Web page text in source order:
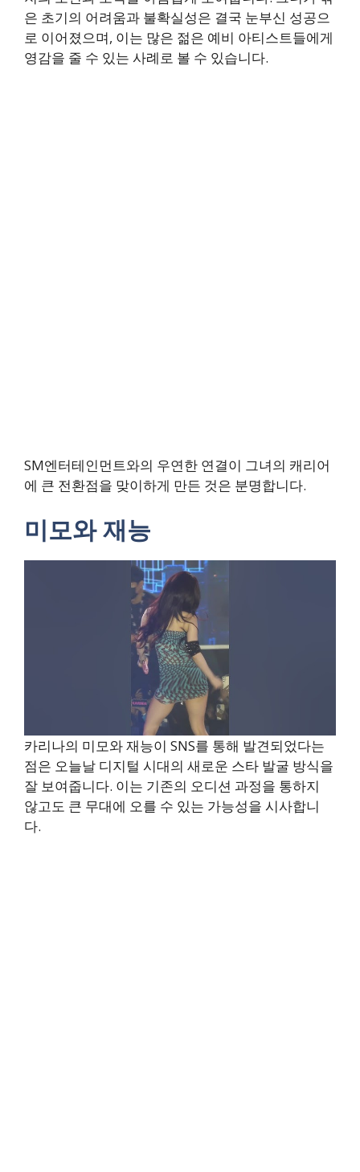
은 초기의 어려움과 불확실성은 결국 눈부신 성공으
로 이어졌으며, 이는 많은 젊은 예비 아티스트들에게
영감을 줄 수 있는 사례로 볼 수 있습니다.
SM엔터테인먼트와의 우연한 연결이 그녀의 캐리어
에 큰 전환점을 맞이하게 만든 것은 분명합니다.
미모와 재능
카리나의 미모와 재능이 SNS를 통해 발견되었다는
점은 오늘날 디지털 시대의 새로운 스타 발굴 방식을
잘 보여줍니다. 이는 기존의 오디션 과정을 통하지
않고도 큰 무대에 오를 수 있는 가능성을 시사합니
다.